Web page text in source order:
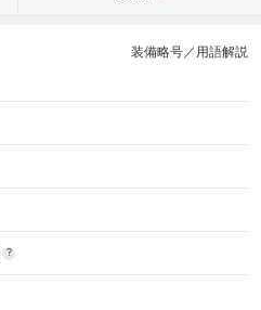
装備略号／用語解説
?